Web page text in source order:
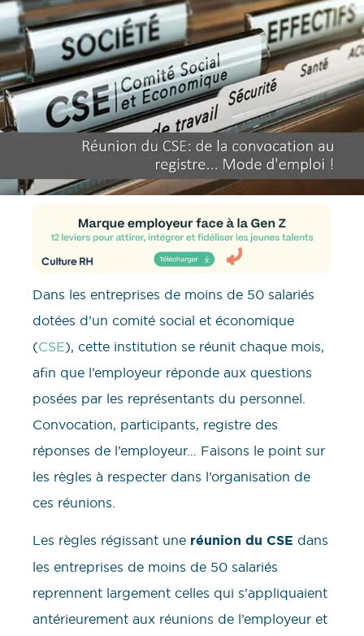
Dans les entreprises de moins de 50 salariés
dotées d’un comité social et économique
(CSE), cette institution se réunit chaque mois,
afin que l’employeur réponde aux questions
posées par les représentants du personnel.
Convocation, participants, registre des
réponses de l’employeur… Faisons le point sur
les règles à respecter dans l’organisation de
ces réunions.
Les règles régissant une réunion du CSE dans
les entreprises de moins de 50 salariés
reprennent largement celles qui s’appliquaient
antérieurement aux réunions de l’employeur et